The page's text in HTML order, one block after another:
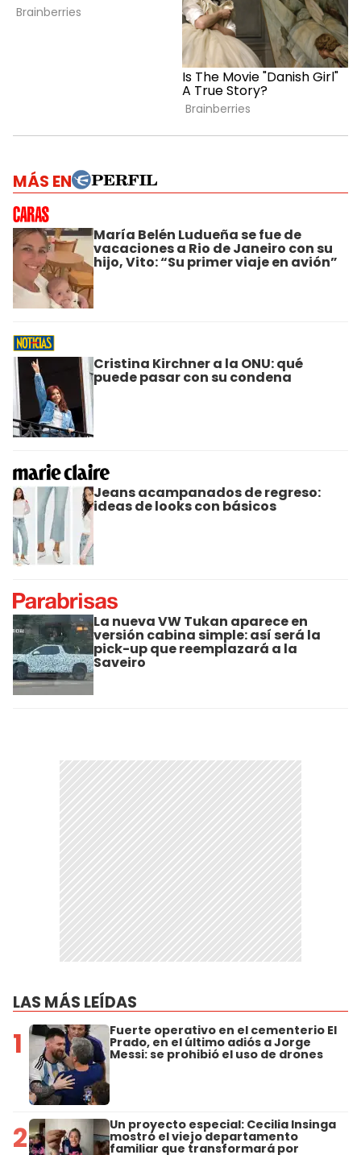
MÁS EN
María Belén Ludueña se fue de
vacaciones a Rio de Janeiro con su
hijo, Vito: “Su primer viaje en avión”
Cristina Kirchner a la ONU: qué
puede pasar con su condena
Jeans acampanados de regreso:
ideas de looks con básicos
La nueva VW Tukan aparece en
versión cabina simple: así será la
pick-up que reemplazará a la
Saveiro
LAS MÁS LEÍDAS
1 Fuerte operativo en el cementerio El
Prado, en el último adiós a Jorge
Messi: se prohibió el uso de drones
2 Un proyecto especial: Cecilia Insinga
mostró el viejo departamento
familiar que transformará por